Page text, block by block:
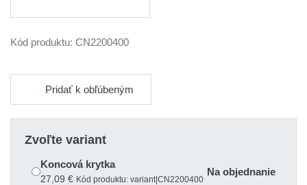
Kód produktu: CN2200400
Pridať k obľúbeným
Zvoľte variant
Koncová krytka
27,09 € Kód produktu: variant|CN2200400
Na objednanie